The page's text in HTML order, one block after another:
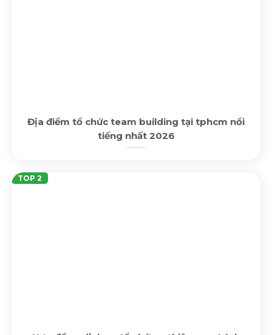
Địa điểm tổ chức team building tại tphcm nổi
tiếng nhất 2026